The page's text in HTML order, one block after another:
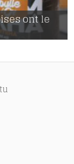
ont le
voir